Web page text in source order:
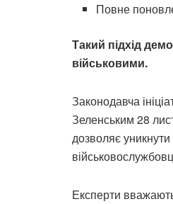
Повне
Такий підхід
військовими.
Законодавча
Зеленським 28
дозволяє
Експерти